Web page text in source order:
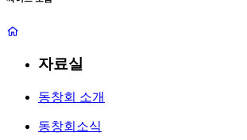
자료실
동창회 소개
동창회소식